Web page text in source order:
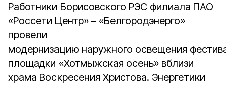
Работники Борисовского РЭС филиала ПАО
«Россети Центр» – «Белгородэнерго»
провели
модернизацию наружного освещения
площадки «Хотмыжская осень» вблизи
храма Воскресения Христова. Энергетики